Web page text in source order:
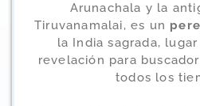
Arunachala y la
Tiruvanamalai, es un
la India sagrada,
revelación para
todos los